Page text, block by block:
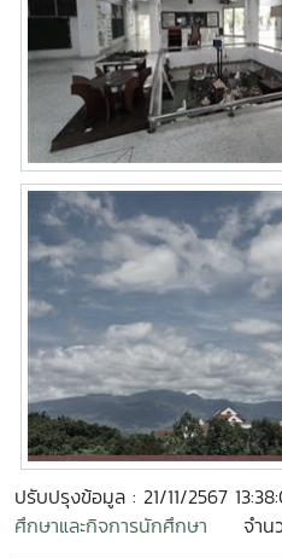
ปรับปรุงข้อมูล : 21/11/2567
ศึกษาและกิจการนักศึกษา
จำน